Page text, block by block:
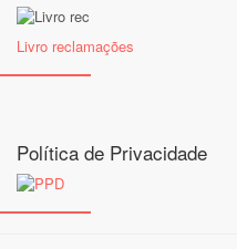
Livro reclamações
Política de Privacidade